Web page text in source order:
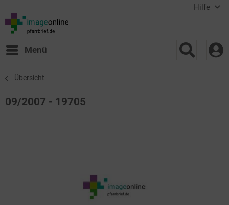
Hilfe
Menü
Übersicht
09/2007 - 19705